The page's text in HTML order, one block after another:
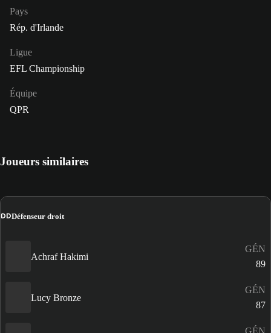
Pays
Rép. d'Irlande
Ligue
EFL Championship
Équipe
QPR
Joueurs similaires
DDDéfenseur droit
Achraf Hakimi
GÉN
89
Lucy Bronze
GÉN
87